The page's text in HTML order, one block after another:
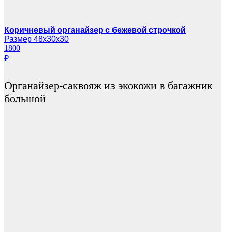
Коричневый органайзер с бежевой строчкой
Размер 48х30х30
1800
₽
Органайзер-саквояж из экокожи в багажник
большой